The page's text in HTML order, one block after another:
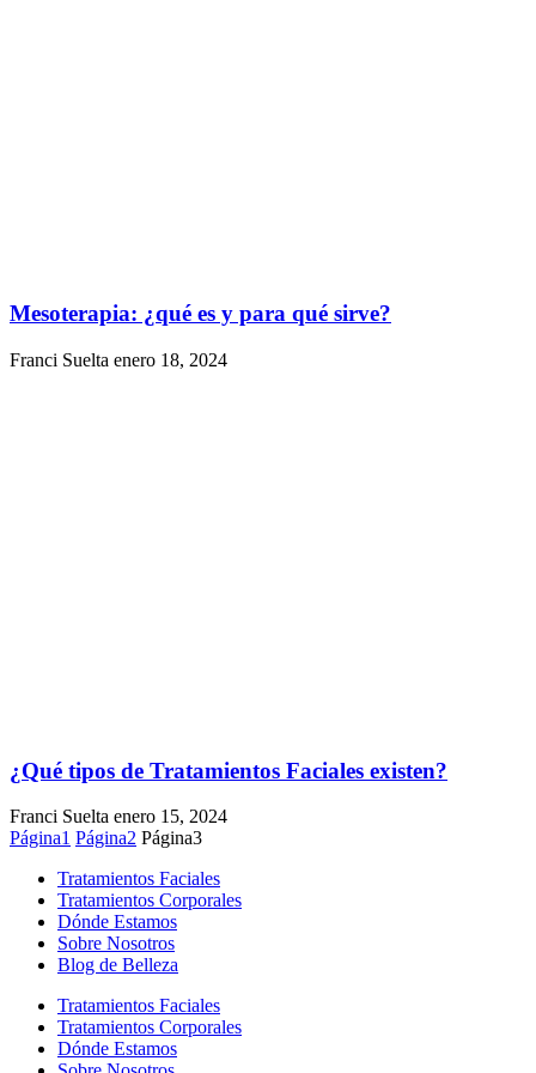
Mesoterapia: ¿qué es y para qué sirve?
Franci Suelta enero 18, 2024
¿Qué tipos de Tratamientos Faciales existen?
Franci Suelta enero 15, 2024
Página1 Página2 Página3
Tratamientos Faciales
Tratamientos Corporales
Dónde Estamos
Sobre Nosotros
Blog de Belleza
Tratamientos Faciales
Tratamientos Corporales
Dónde Estamos